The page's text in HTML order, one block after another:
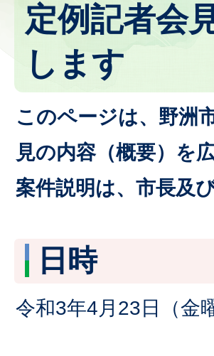
定例記者会
します
このページは、野洲
見の内容（概要）を
案件説明は、市長及
日時
令和3年4月23日（金